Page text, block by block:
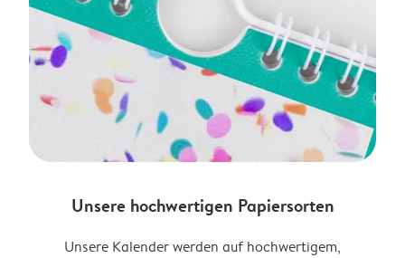
Unsere hochwertigen Papiersorten
Unsere Kalender werden auf hochwertigem,